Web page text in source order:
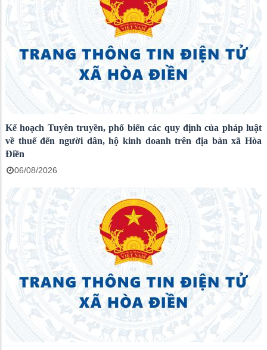
Kế hoạch Tuyên truyền, phổ biến các quy định của pháp luật
về thuế đến người dân, hộ kinh doanh trên địa bàn xã Hòa
Điền
06/08/2026